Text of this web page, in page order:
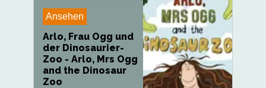
Ansehen
Arlo, Frau Ogg und
der Dinosaurier-
Zoo - Arlo, Mrs Ogg
and the Dinosaur
Zoo